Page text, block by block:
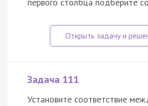
первого столбца подберите
Задача 111
Установите соответствие